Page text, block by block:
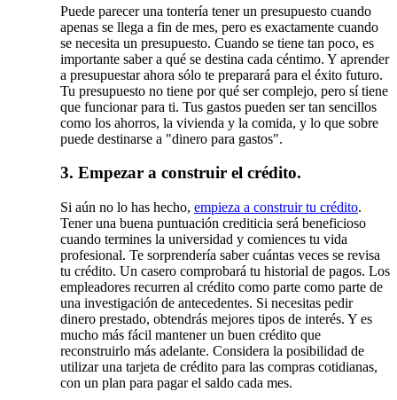
Puede parecer una tontería tener un presupuesto cuando
apenas se llega a fin de mes, pero es exactamente cuando
se necesita un presupuesto. Cuando se tiene tan poco, es
importante saber a qué se destina cada céntimo. Y aprender
a presupuestar ahora sólo te preparará para el éxito futuro.
Tu presupuesto no tiene por qué ser complejo, pero sí tiene
que funcionar para ti. Tus gastos pueden ser tan sencillos
como los ahorros, la vivienda y la comida, y lo que sobre
puede destinarse a "dinero para gastos".
3. Empezar a construir el crédito.
Si aún no lo has hecho, empieza a construir tu crédito.
Tener una buena puntuación crediticia será beneficioso
cuando termines la universidad y comiences tu vida
profesional. Te sorprendería saber cuántas veces se revisa
tu crédito. Un casero comprobará tu historial de pagos. Los
empleadores recurren al crédito como parte como parte de
una investigación de antecedentes. Si necesitas pedir
dinero prestado, obtendrás mejores tipos de interés. Y es
mucho más fácil mantener un buen crédito que
reconstruirlo más adelante. Considera la posibilidad de
utilizar una tarjeta de crédito para las compras cotidianas,
con un plan para pagar el saldo cada mes.